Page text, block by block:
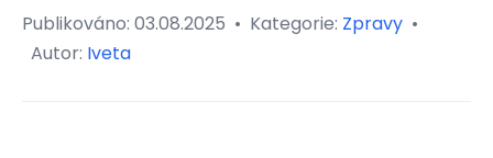
Publikováno: 03.08.2025 • Kategorie: Zpravy •
Autor: Iveta